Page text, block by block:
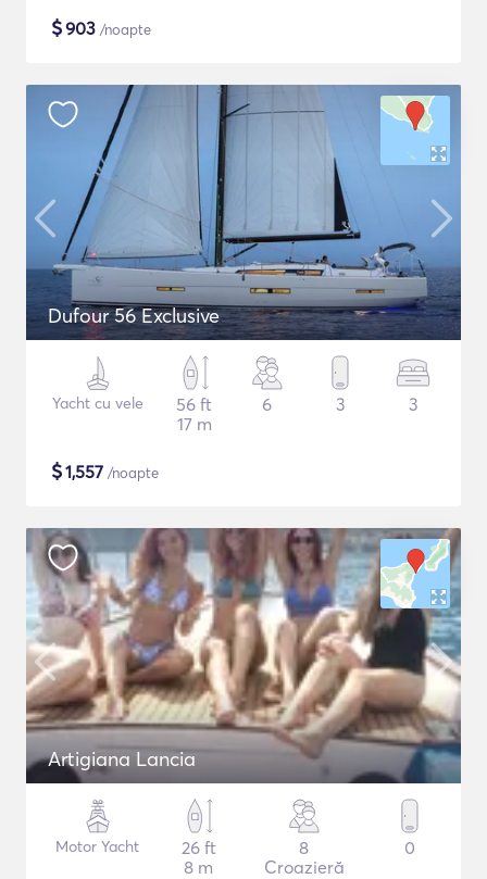
$903 /noapte
Dufour 56 Exclusive
Yacht cu vele
56 ft
17 m
6 3 3
$1,557 /noapte
Artigiana Lancia
Motor Yacht
26 ft
8 m
8
Croazieră
0